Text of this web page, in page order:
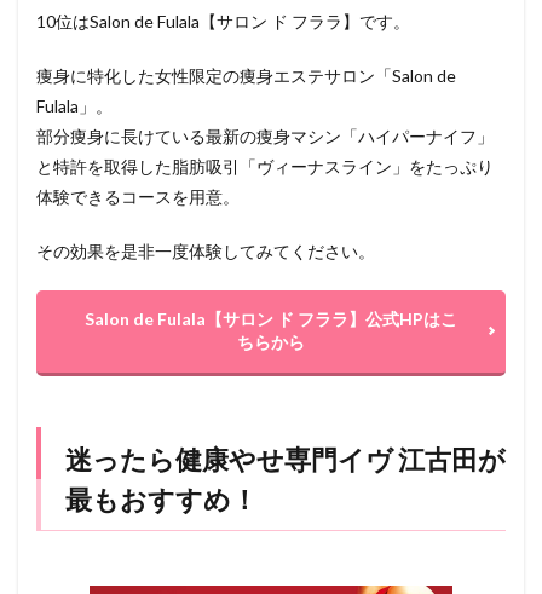
10位はSalon de Fulala【サロン ド フララ】です。
痩身に特化した女性限定の痩身エステサロン「Salon de
Fulala」。
部分痩身に長けている最新の痩身マシン「ハイパーナイフ」
と特許を取得した脂肪吸引「ヴィーナスライン」をたっぷり
体験できるコースを用意。
その効果を是非一度体験してみてください。
Salon de Fulala【サロン ド フララ】公式HPはこ
ちらから
迷ったら健康やせ専門イヴ 江古田が
最もおすすめ！